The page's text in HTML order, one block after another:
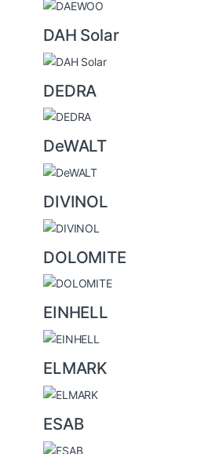
DAH Solar
DEDRA
DeWALT
DIVINOL
DOLOMITE
EINHELL
ELMARK
ESAB